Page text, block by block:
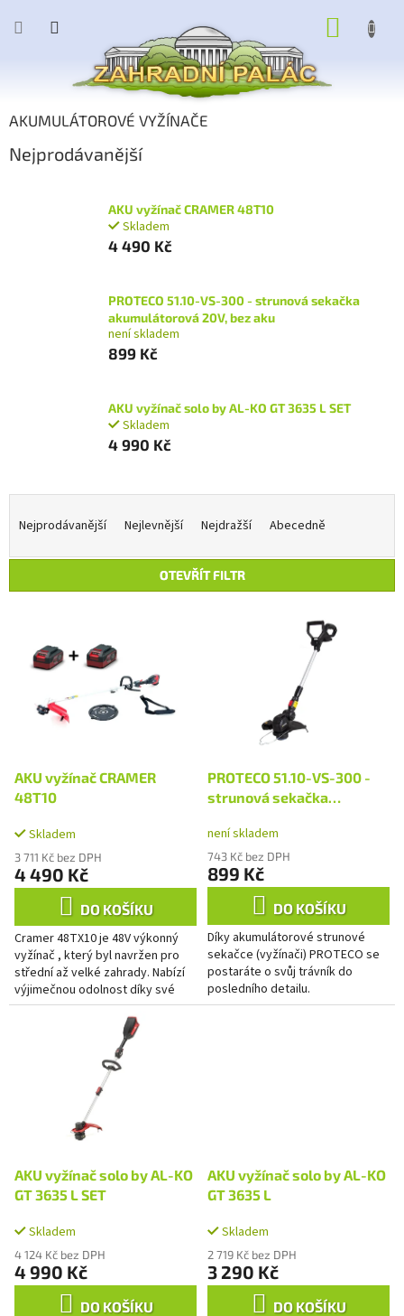
AKUMULÁTOROVÉ VYŽÍNAČE
Nejprodávanější
AKU vyžínač CRAMER 48T10
Skladem
4 490 Kč
PROTECO 51.10-VS-300 - strunová sekačka
akumulátorová 20V, bez aku
není skladem
899 Kč
AKU vyžínač solo by AL-KO GT 3635 L SET
Skladem
4 990 Kč
e
Nejprodávanější Nejlevnější Nejdražší Abecedně
OTEVŘÍT FILTR
d
u
t
ů
AKU vyžínač CRAMER
48T10
Skladem
3 711 Kč bez DPH
4 490 Kč
DO KOŠÍKU
Cramer 48TX10 je 48V výkonný
vyžínač , který byl navržen pro
střední až velké zahrady. Nabízí
výjimečnou odolnost díky své
robustní konstrukci ,silnému
PROTECO 51.10-VS-300 -
strunová sekačka
aku
není skladem
743 Kč bez DPH
899 Kč
DO KOŠÍKU
Díky akumulátorové strunové
sekačce (vyžínači) PROTECO se
postaráte o svůj trávník do
posledního detailu.
Akumulátorové řešení vám nabízí
AKU vyžínač solo by AL-KO
GT 3635 L SET
Skladem
4 124 Kč bez DPH
4 990 Kč
DO KOŠÍKU
AKU vyžínač solo by AL-KO
GT 3635 L
Skladem
2 719 Kč bez DPH
3 290 Kč
DO KOŠÍKU